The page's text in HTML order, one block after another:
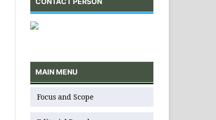
MAIN MENU
Focus and Scope